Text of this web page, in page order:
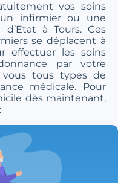
vos soins
infirmier ou une
à Tours. Ces
se déplacent à
effectuer les soins
par votre
vous tous types de
médicale. Pour
dès maintenant,